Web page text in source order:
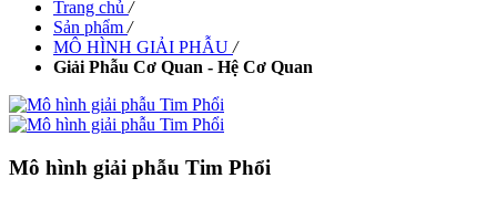
Trang chủ /
Sản phẩm /
MÔ HÌNH GIẢI PHẪU /
Giải Phẫu Cơ Quan - Hệ Cơ Quan
Mô hình giải phẫu Tim Phổi